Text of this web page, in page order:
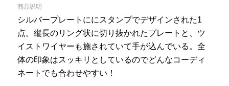
商品説明
シルバープレートににスタンプでデザインされた1
点。縦長のリング状に切り抜かれたプレートと、ツ
イストワイヤーも施されていて手が込んでいる。全
体の印象はスッキリとしているのでどんなコーディ
ネートでも合わせやすい！